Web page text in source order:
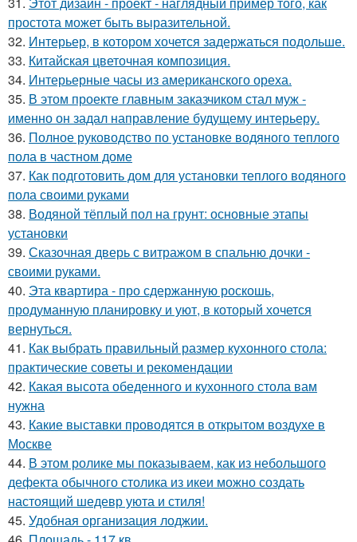
простота может быть выразительной.
32. Интерьер, в котором хочется задержаться подольше.
33. Китайская цветочная композиция.
34. Интерьерные часы из американского ореха.
35. В этом проекте главным заказчиком стал муж -
именно он задал направление будущему интерьеру.
36. Полное руководство по установке водяного теплого
пола в частном доме
37. Как подготовить дом для установки теплого водяного
пола своими руками
38. Водяной тёплый пол на грунт: основные этапы
установки
39. Сказочная дверь с витражом в спальню дочки -
своими руками.
40. Эта квартира - про сдержанную роскошь,
продуманную планировку и уют, в который хочется
вернуться.
41. Как выбрать правильный размер кухонного стола:
практические советы и рекомендации
42. Какая высота обеденного и кухонного стола вам
нужна
43. Какие выставки проводятся в открытом воздухе в
Москве
44. В этом ролике мы показываем, как из небольшого
дефекта обычного столика из икеи можно создать
настоящий шедевр уюта и стиля!
45. Удобная организация лоджии.